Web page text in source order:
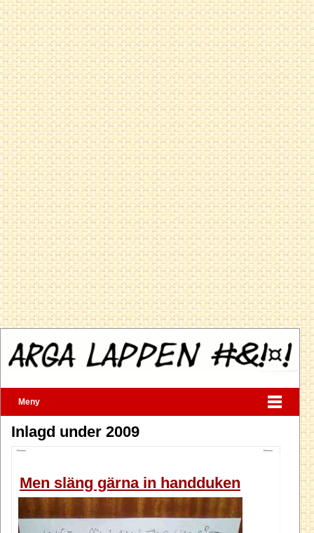
Meny
Inlagd under 2009
Men släng gärna in handduken